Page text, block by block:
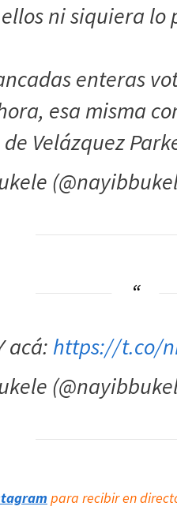
ellos ni siquiera lo
enteras
esa misma
Velázquez
acá: https://t.co/
para recibir en